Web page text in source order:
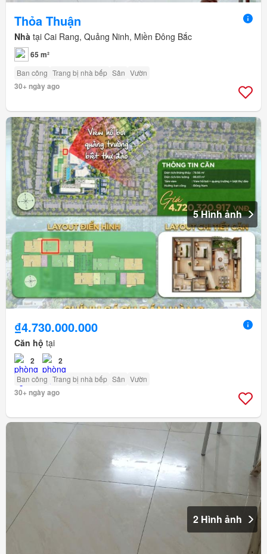
Thỏa Thuận
Nhà tại Cai Rang, Quảng Ninh, Miền Đông Bắc
65 m²
Ban công Trang bị nhà bếp Sân Vườn
30+ ngày ago
5 Hình ảnh
₫4.730.000.000
Căn hộ tại
2 2
Ban công Trang bị nhà bếp Sân Vườn
30+ ngày ago
2 Hình ảnh